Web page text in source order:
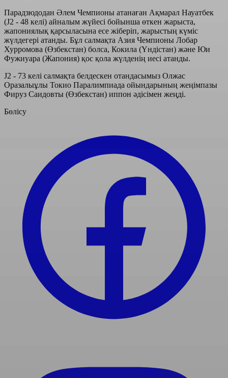
Парадзюдодан Әлем Чемпионы атанаған Ақмарал Науатбек
(J2 - 48 келі) айналым жүйесі бойынша өткен жарыста,
жапониялық қарсыласына есе жіберіп, жарыстың күміс
жүлдегері атанды. Бұл салмақта Азия Чемпионы Лобар
Хурромова (Өзбекстан) болса, Кокила (Үндістан) және Юи
Фужиуара (Жапония) қос қола жүлденің иесі атанды.
J2 - 73 келі салмақта белдескен отандасымыз Олжас
Оразалыұлы Токио Паралимпиада ойындарының жеңімпазы
Фируз Саидовты (Өзбекстан) иппон әдісімен жеңді.
Бөлісу